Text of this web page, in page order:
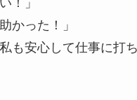
助かった！」
も安心して仕事に打